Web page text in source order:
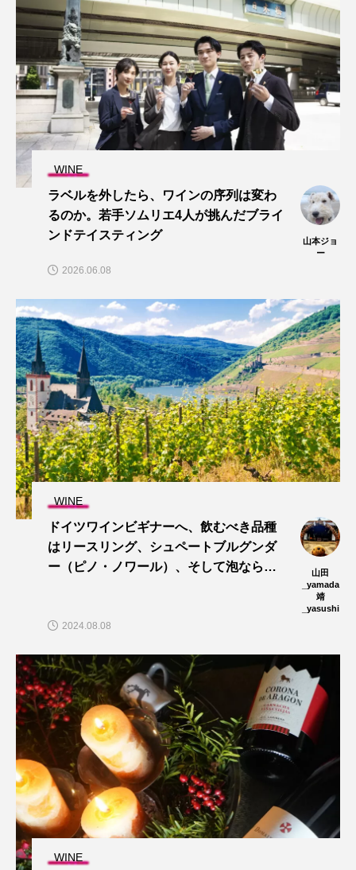
WINE
ラベルを外したら、ワインの序列は変わ
るのか。若手ソムリエ4人が挑んだブライ
ンドテイスティング
山本ジョ
ー
2026.06.08
WINE
ドイツワインビギナーへ、飲むべき品種
はリースリング、シュペートブルグンダ
ー（ピノ・ノワール）、そして泡ならビ
山田
_yamada
靖
_yasushi
2024.08.08
WINE